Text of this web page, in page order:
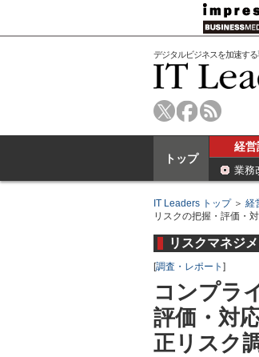
デジタルビジネスを加速す
トップ
経営
業務
IT Leaders トップ＞ 経
リスクの把握・評価・
リスクマネジ
[調査・レポート ]
コンプラ
評価・対
正リスク